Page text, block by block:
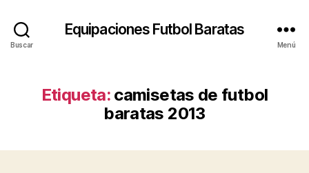
Buscar
Equipaciones Futbol Baratas
Menú
Etiqueta: camisetas de futbol
baratas 2013